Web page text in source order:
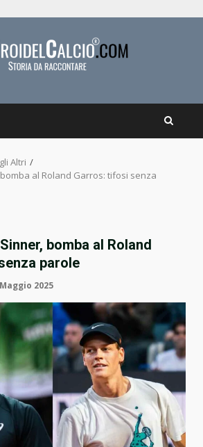
Altri
al Roland Garros: tifosi senza
bomba al Roland
parole
2025